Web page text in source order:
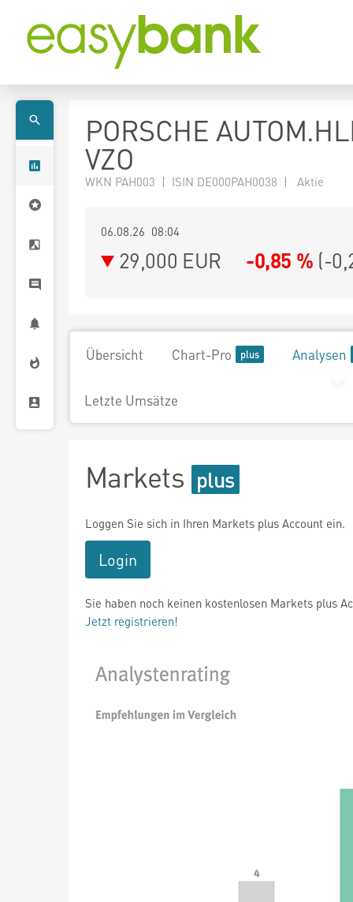
PORSCHE
VZO
WKN PAH003 | ISIN DE000PAH0038 | Aktie
06.08.26 08:04
29,000 EUR -0,85 % (-
Übersicht Chart-Pro Analysen
Letzte Umsätze
Markets
Loggen Sie sich in Ihren Markets plus Account ein.
Login
Sie haben noch keinen kostenlosen Markets plus
Jetzt registrieren!